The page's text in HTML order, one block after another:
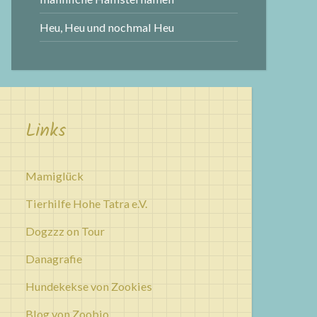
Heu, Heu und nochmal Heu
Links
Mamiglück
Tierhilfe Hohe Tatra e.V.
Dogzzz on Tour
Danagrafie
Hundekekse von Zookies
Blog von Zoobio